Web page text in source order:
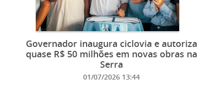
Governador inaugura ciclovia e autoriza
quase R$ 50 milhões em novas obras na
Serra
01/07/2026 13:44